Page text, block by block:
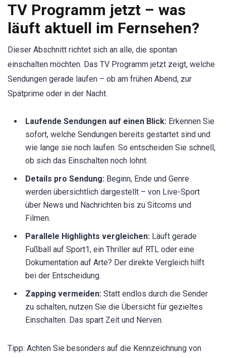
TV Programm jetzt – was
läuft aktuell im Fernsehen?
Dieser Abschnitt richtet sich an alle, die spontan
einschalten möchten. Das TV Programm jetzt zeigt, welche
Sendungen gerade laufen – ob am frühen Abend, zur
Spätprime oder in der Nacht.
Laufende Sendungen auf einen Blick: Erkennen Sie
sofort, welche Sendungen bereits gestartet sind und
wie lange sie noch laufen. So entscheiden Sie schnell,
ob sich das Einschalten noch lohnt.
Details pro Sendung: Beginn, Ende und Genre
werden übersichtlich dargestellt – von Live-Sport
über News und Nachrichten bis zu Sitcoms und
Filmen.
Parallele Highlights vergleichen: Läuft gerade
Fußball auf Sport1, ein Thriller auf RTL oder eine
Dokumentation auf Arte? Der direkte Vergleich hilft
bei der Entscheidung.
Zapping vermeiden: Statt endlos durch die Sender
zu schalten, nutzen Sie die Übersicht für gezieltes
Einschalten. Das spart Zeit und Nerven.
Tipp: Achten Sie besonders auf die Kennzeichnung von